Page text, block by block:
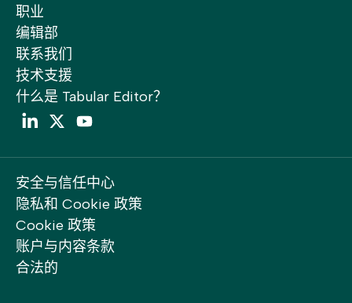
职业
编辑部
联系我们
技术支援
什么是 Tabular Editor？
LinkedInTwitter
安全与信任中心
隐私和 Cookie 政策
Cookie 政策
账户与内容条款
合法的